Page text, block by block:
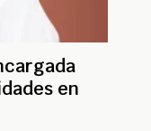
en